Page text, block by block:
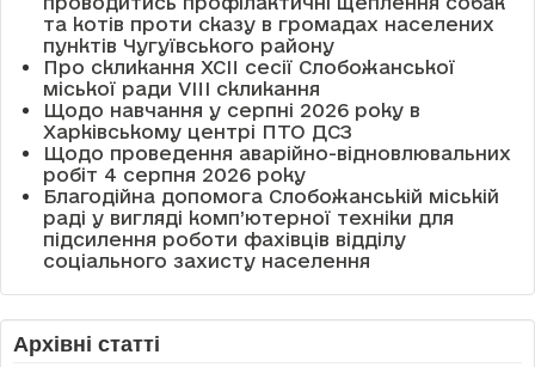
та котів проти сказу в громадах населених
пунктів Чугуївського району
Про скликання XCII сесії Слобожанської
міської ради VIII скликання
Щодо навчання у серпні 2026 року в
Харківському центрі ПТО ДСЗ
Щодо проведення аварійно-відновлювальних
робіт 4 серпня 2026 року
Благодійна допомога Слобожанській міській
раді у вигляді комп’ютерної техніки для
підсилення роботи фахівців відділу
соціального захисту населення
Архівні статті